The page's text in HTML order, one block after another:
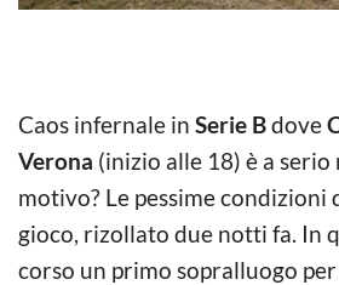
Caos infernale in Serie Bdove
Verona (inizio alle 18) è a
motivo? Le pessime condizioni
gioco, rizollato due notti fa. In
corso un primo sopralluogo